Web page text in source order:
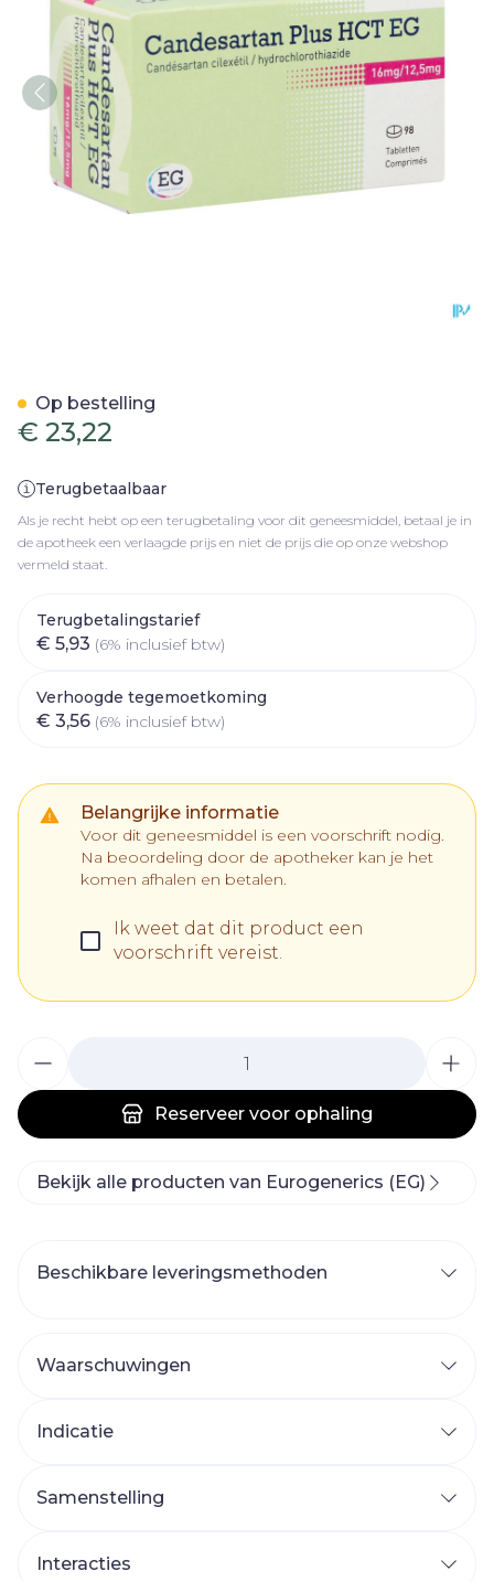
€ 23,22
Terugbetaalbaar
Als je recht hebt op een terugbetaling voor dit geneesmiddel, betaal je in
de apotheek een verlaagde prijs en niet de prijs die op onze webshop
vermeld staat.
Terugbetalingstarief
€ 5,93 (6% inclusief btw)
Verhoogde tegemoetkoming
€ 3,56 (6% inclusief btw)
Belangrijke informatie
Voor dit geneesmiddel is een voorschrift nodig.
Na beoordeling door de apotheker kan je het
komen afhalen en betalen.
Ik weet dat dit product een
voorschrift vereist.
Reserveer voor ophaling
Op bestelling
Bekijk alle producten van Eurogenerics (EG)
Beschikbare leveringsmethoden
Waarschuwingen
Indicatie
Samenstelling
Interacties